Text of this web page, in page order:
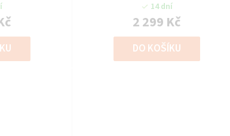
14 dní
2 299 Kč
DO KOŠÍKU